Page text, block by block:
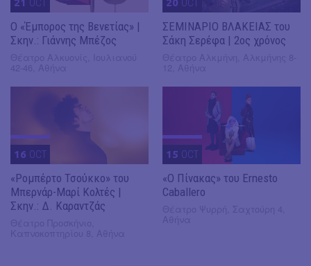
OCT
Ο «Έμπορος της Βενετίας» |
Σκην.: Γιάννης Μπέζος
OCT
ΣΕΜΙΝΑΡΙΟ ΒΛΑΚΕΙΑΣ του
Σάκη Σερέφα | 2ος χρόνος
16 OCT
«Ρομπέρτο Τσούκκο» του
Μπερνάρ-Μαρί Κολτές |
Σκην.: Δ. Καραντζάς
15 OCT
«Ο Πίνακας» του Ernesto
Caballero